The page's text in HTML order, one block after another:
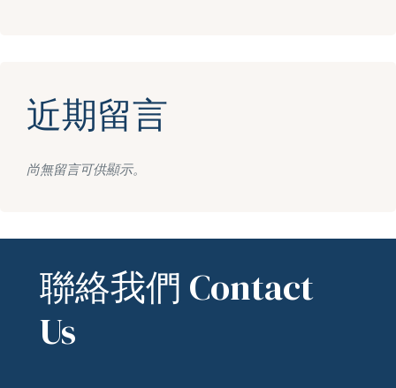
近期留言
尚無留言可供顯示。
聯絡我們 Contact
Us